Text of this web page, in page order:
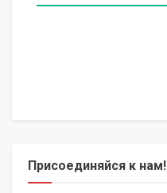
Присоединяйся к нам!